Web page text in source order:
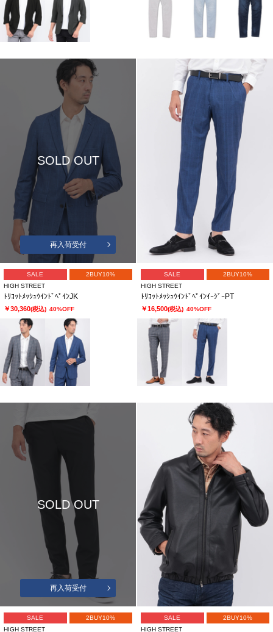
SOLD OUT
再入荷受付
SALE
2BUY10%
HIGH STREET
ﾄﾘｺｯﾄﾒｯｼｭｳｲﾝﾄﾞﾍﾟｲﾝJK
￥30,360(税込) 40%OFF
SALE
2BUY10%
HIGH STREET
ﾄﾘｺｯﾄﾒｯｼｭｳｲﾝﾄﾞﾍﾟｲﾝｲｰｼﾞｰPT
￥16,500(税込) 40%OFF
SOLD OUT
再入荷受付
SALE
2BUY10%
HIGH STREET
SALE
2BUY10%
HIGH STREET